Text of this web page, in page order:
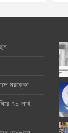
মরক্কো
৭০ লাখ